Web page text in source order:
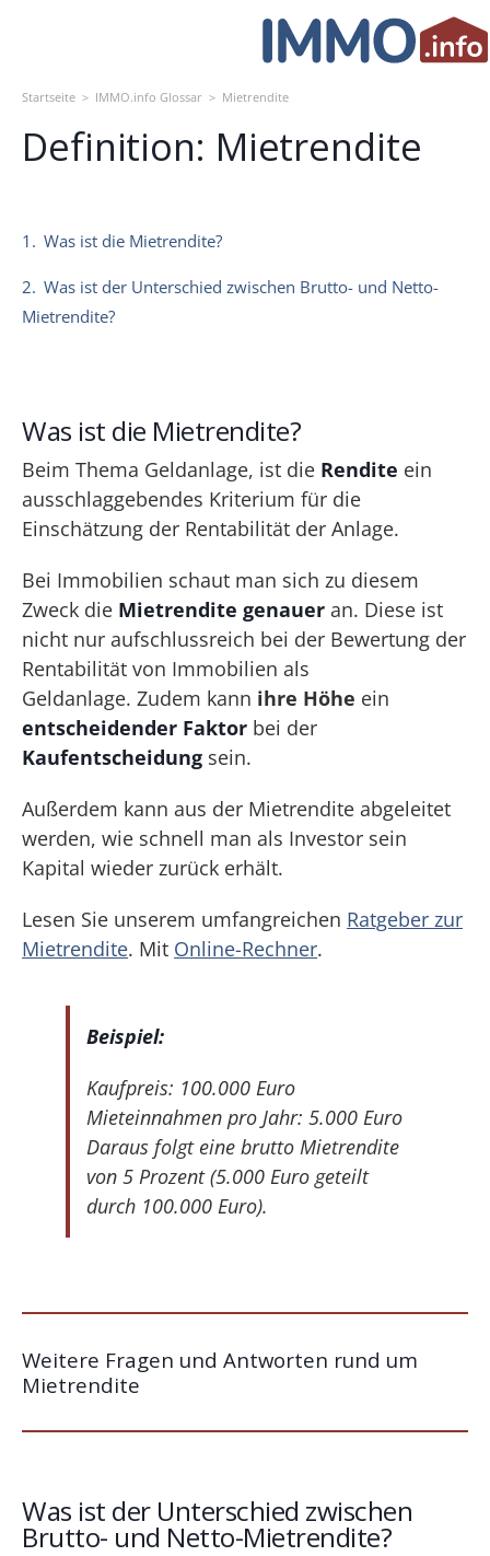
Startseite > IMMO.info Glossar > Mietrendite
Definition: Mietrendite
1. Was ist die Mietrendite?
2. Was ist der Unterschied zwischen Brutto- und Netto-
Mietrendite?
Was ist die Mietrendite?
Beim Thema Geldanlage, ist die Rendite ein
ausschlaggebendes Kriterium für die
Einschätzung der Rentabilität der Anlage.
Bei Immobilien schaut man sich zu diesem
Zweck die Mietrendite genaueran. Diese ist
nicht nur aufschlussreich bei der Bewertung der
Rentabilität von Immobilien als
Geldanlage. Zudem kann ihre Höhe ein
entscheidender Faktor bei der
Kaufentscheidung sein.
Außerdem kann aus der Mietrendite abgeleitet
werden, wie schnell man als Investor sein
Kapital wieder zurück erhält.
Lesen Sie unserem umfangreichen Ratgeber zur
Mietrendite. Mit Online-Rechner.
Beispiel:
Kaufpreis: 100.000 Euro
Mieteinnahmen pro Jahr: 5.000 Euro
Daraus folgt eine brutto Mietrendite
von 5 Prozent (5.000 Euro geteilt
durch 100.000 Euro).
Weitere Fragen und Antworten rund um
Mietrendite
Was ist der Unterschied zwischen
Brutto- und Netto-Mietrendite?